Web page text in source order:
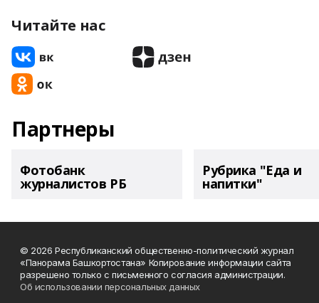
Читайте нас
Партнеры
Фотобанк
журналистов РБ
Рубрика "Еда и
напитки"
© 2026 Республиканский общественно-политический журнал
«Панорама Башкортостана» Копирование информации сайта
разрешено только с письменного согласия администрации.
Об использовании персональных данных